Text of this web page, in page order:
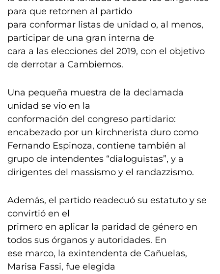
para que retornen al partido
para conformar listas de unidad o, al menos,
participar de una gran interna de
cara a las elecciones del 2019, con el objetivo
de derrotar a Cambiemos.
Una pequeña muestra de la declamada
unidad se vio en la
conformación del congreso partidario:
encabezado por un kirchnerista duro como
Fernando Espinoza, contiene también al
grupo de intendentes “dialoguistas”, y a
dirigentes del massismo y el randazzismo.
Además, el partido readecuó su estatuto y se
convirtió en el
primero en aplicar la paridad de género en
todos sus órganos y autoridades. En
ese marco, la exintendenta de Cañuelas,
Marisa Fassi, fue elegida